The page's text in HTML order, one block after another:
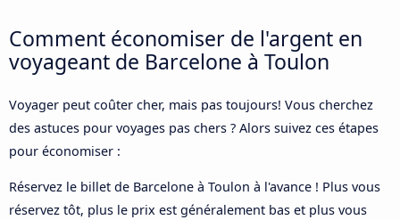
Comment économiser de l'argent en
voyageant de Barcelone à Toulon
Voyager peut coûter cher, mais pas toujours! Vous cherchez
des astuces pour voyages pas chers ? Alors suivez ces étapes
pour économiser :
Réservez le billet de Barcelone à Toulon à l'avance ! Plus vous
réservez tôt, plus le prix est généralement bas et plus vous